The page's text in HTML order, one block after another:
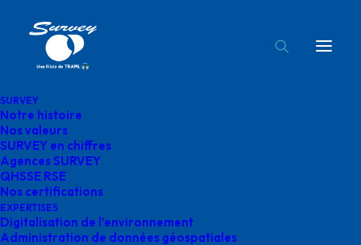
SURVEY
Notre histoire
Nos valeurs
SURVEY en chiffres
Agences SURVEY
QHSSE RSE
Nos certifications
EXPERTISES
Digitalisation de l’environnement
Administration de données géospatiales